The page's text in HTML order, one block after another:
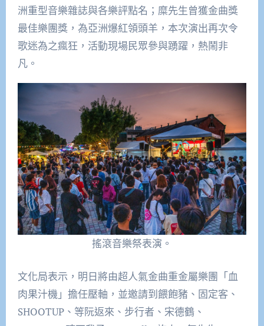
洲重型音樂雜誌與各樂評點名；糜先生曾獲金曲獎
最佳樂團獎，為亞洲爆紅領頭羊，本次演出再次令
歌迷為之瘋狂，活動現場民眾參與踴躍，熱鬧非
凡。
搖滾音樂祭表演。
文化局表示，明日將由超人氣金曲重金屬樂團「血
肉果汁機」擔任壓軸，並邀請到餵飽豬、固定客、
SHOOTUP、等阮返來、步行者、宋德鶴、